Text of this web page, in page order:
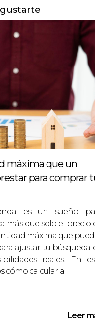
máxima que un
para comprar
es un sueño
más que solo el precio
máxima que
ajustar tu búsqueda
reales. En
cómo calcularla:
Leer